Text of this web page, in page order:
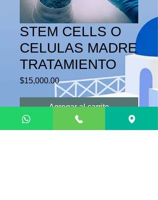
STEM CELLS O
CELULAS MADRE
TRATAMIENTO
$15,000.00Precio
Agregar al carrito